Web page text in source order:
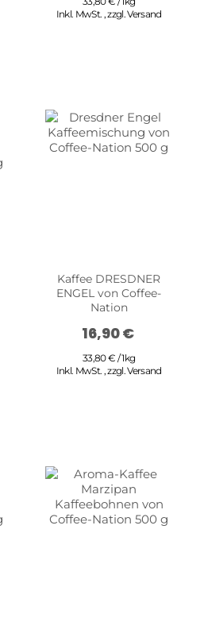
Inkl. MwSt. ,zzgl.Versand
Kaffee DRESDNER
ENGEL von Coffee-
Nation
16,90 €
33,80 € / 1kg
Inkl. MwSt. ,zzgl.Versand